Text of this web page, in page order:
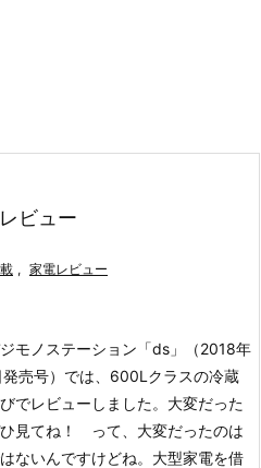
ビュー
, 家電レビュー
モノステーション「ds」（2018年
発売号）では、600Lクラスの冷蔵
でレビューしました。大変だった
見てね！ って、大変だったのは
ないんですけどね。大型家電を借